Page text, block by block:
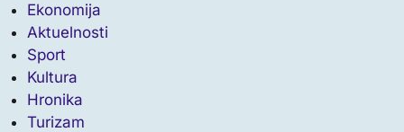
Ekonomija
Aktuelnosti
Sport
Kultura
Hronika
Turizam